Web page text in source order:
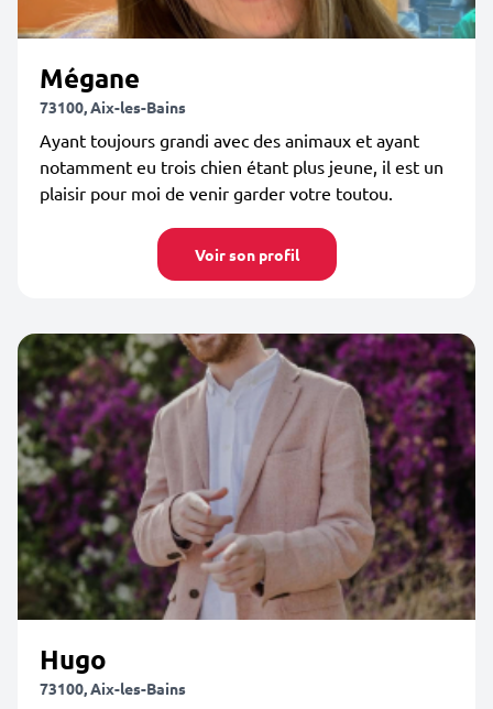
Mégane
73100, Aix-les-Bains
Ayant toujours grandi avec des animaux et ayant
notamment eu trois chien étant plus jeune, il est un
plaisir pour moi de venir garder votre toutou.
Voir son profil
Hugo
73100, Aix-les-Bains